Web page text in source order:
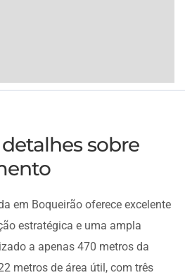
sobre
em Boqueirão oferece excelente
estratégica e uma ampla
a apenas 470 metros da
metros de área útil, com três